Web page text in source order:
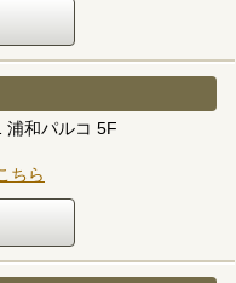
浦和パルコ 5F
ちら